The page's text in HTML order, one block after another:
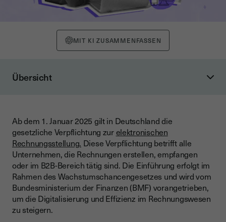
MIT KI ZUSAMMENFASSEN
Übersicht
Für wen gilt die E-Rechnungspflicht?
Technische Anforderungen an die elektronische
Rechnungsstellung
Wie bereiten sich Unternehmen vor?
Häufig gestellte Fragen zur E-Rechnungspflicht
Nutzen Sie die Vorteile der elektronischen
Rechnungsstellung
Ab dem 1. Januar 2025 gilt in Deutschland die
gesetzliche Verpflichtung zurelektronischen
Rechnungsstellung. Diese Verpflichtung betrifft alle
Unternehmen, die Rechnungen erstellen, empfangen
oder im B2B-Bereich tätig sind. Die Einführung erfolgt im
Rahmen des Wachstumschancengesetzes und wird vom
Bundesministerium der Finanzen (BMF) vorangetrieben,
um die Digitalisierung und Effizienz im Rechnungswesen
zu steigern.